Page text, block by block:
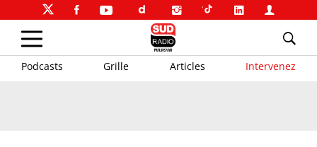
Podcasts Grille Articles Intervenez